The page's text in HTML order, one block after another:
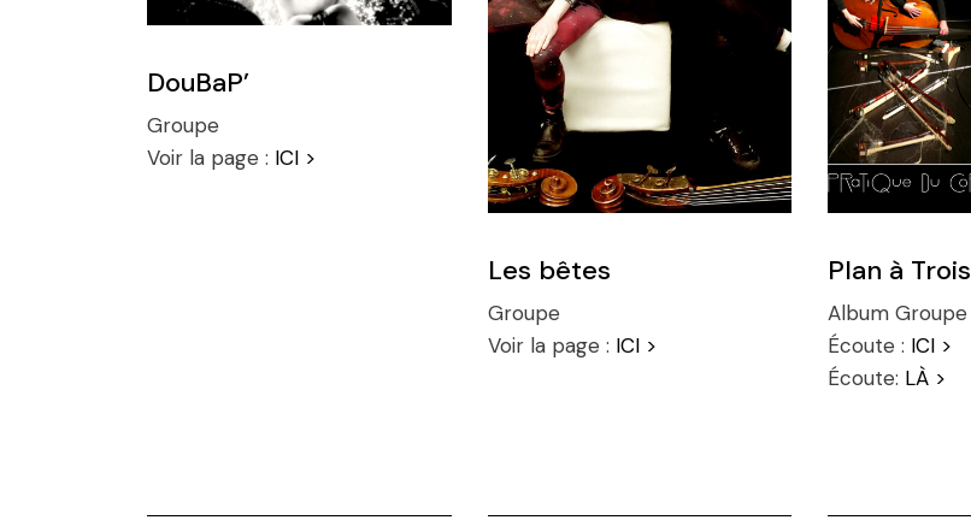
DouBaP’
Groupe
Voir la page : ICI >
Les bêtes
Groupe
Voir la page : ICI >
Plan à Trois
Album Groupe
Écoute : ICI >
Écoute: LÀ >